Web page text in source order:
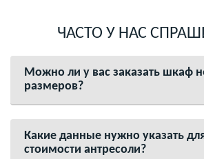
ЧАСТО У НАС
Можно ли у вас заказать шкаф
размеров?
Какие данные нужно указать
стоимости антресоли?